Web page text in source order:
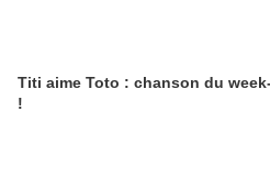
Titi aime Toto : chanson du
!